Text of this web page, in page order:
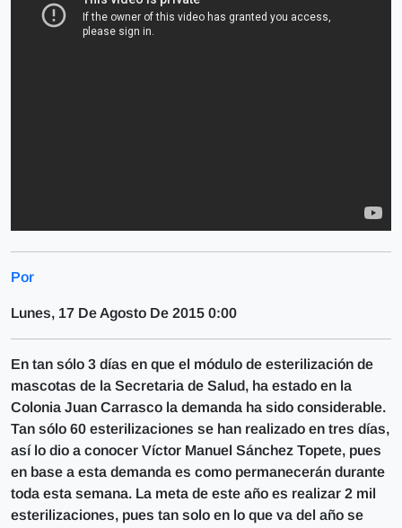
Por
Lunes, 17 De Agosto De 2015 0:00
En tan sólo 3 días en que el módulo de esterilización de
mascotas de la Secretaria de Salud, ha estado en la
Colonia Juan Carrasco la demanda ha sido considerable.
Tan sólo 60 esterilizaciones se han realizado en tres días,
así lo dio a conocer Víctor Manuel Sánchez Topete, pues
en base a esta demanda es como permanecerán durante
toda esta semana. La meta de este año es realizar 2 mil
esterilizaciones, pues tan solo en lo que va del año se